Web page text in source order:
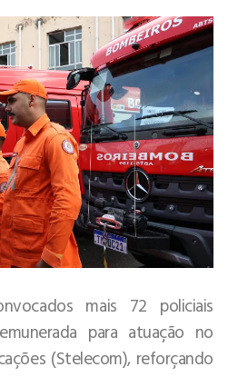
mais 72 policiais
para atuação no
(Stelecom), reforçando